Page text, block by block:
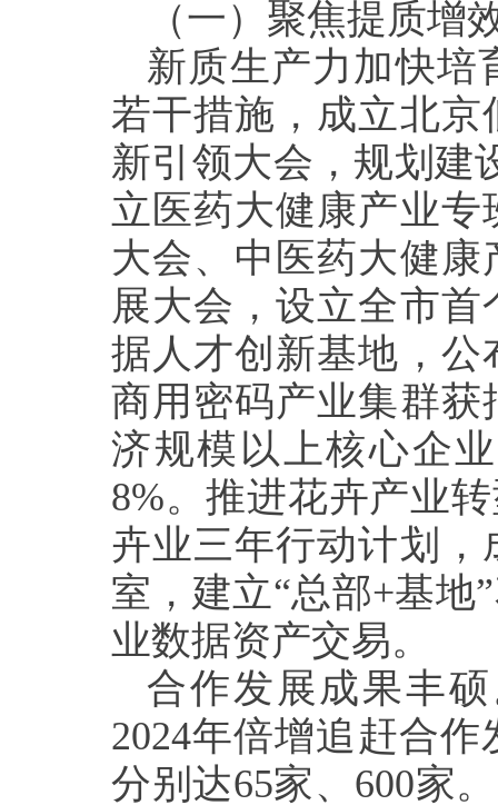
（一）聚焦提质增
新质生产力加快培
若干措施，成立北
新引领大会，规划建
立医药大健康产业
大会、中医药大健
展大会，设立全市
据人才创新基地，公
商用密码产业集群
济规模以上核心企
8%。推进花卉产业
卉业三年行动计划
室，建立“总部+基地
业数据资产交易。
合作发展成果丰
2024年倍增追赶合
分别达65家、600家